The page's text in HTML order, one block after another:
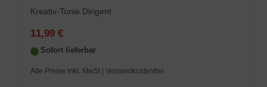
Kreativ-Tonie Dirigent
11,99 €
Sofort lieferbar
Alle Preise inkl. MwSt | Versandkostenfrei